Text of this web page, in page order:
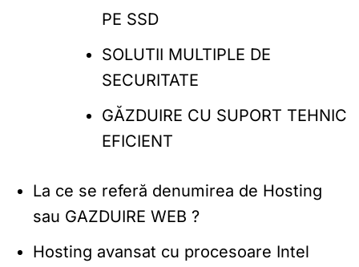
PE SSD
SOLUTII MULTIPLE DE
SECURITATE
GĂZDUIRE CU SUPORT TEHNIC
EFICIENT
La ce se referă denumirea de Hosting
sau GAZDUIRE WEB ?
Hosting avansat cu procesoare Intel